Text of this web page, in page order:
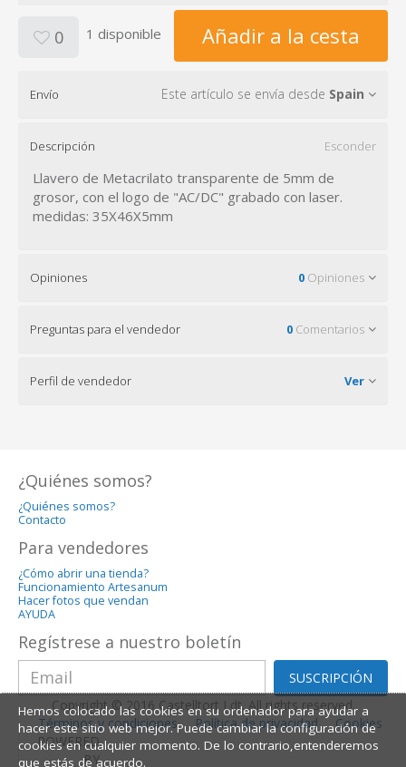
0 1 disponible Añadir a la cesta
Envío Este artículo se envía desde Spain
Descripción Esconder
Llavero de Metacrilato transparente de 5mm de
grosor, con el logo de "AC/DC" grabado con laser.
medidas: 35X46X5mm
Opiniones 0 Opiniones
Preguntas para el vendedor 0 Comentarios
Perfil de vendedor Ver
¿Quiénes somos?
¿Quiénes somos?
Contacto
Para vendedores
¿Cómo abrir una tienda?
Funcionamiento Artesanum
Hacer fotos que vendan
AYUDA
Regístrese a nuestro boletín
SUSCRIPCIÓN
Copyright © 2016 Castelltort Ldt. All rights reserved.
Términos y condiciones
Política de privacidad
Cookies
POWERED
BY
Hemos colocado las cookies en su ordenador para ayudar a
hacer este sitio web mejor. Puede cambiar la configuración de
cookies en cualquier momento. De lo contrario,entenderemos
que estás de acuerdo.